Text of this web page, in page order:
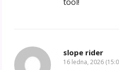
tool!
slope rider
16 ledna, 2026